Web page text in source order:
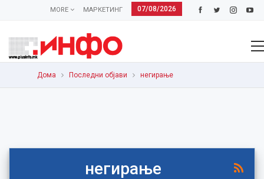
07/08/2026
МАРКЕТИНГ
MORE
Дома Последни објави негирање
негирање